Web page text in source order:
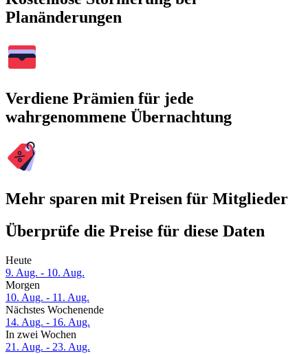
Planänderungen
Verdiene Prämien für jede
wahrgenommene Übernachtung
Mehr sparen mit Preisen für Mitglieder
Überprüfe die Preise für diese Daten
Heute
9. Aug. - 10. Aug.
Morgen
10. Aug. - 11. Aug.
Nächstes Wochenende
14. Aug. - 16. Aug.
In zwei Wochen
21. Aug. - 23. Aug.